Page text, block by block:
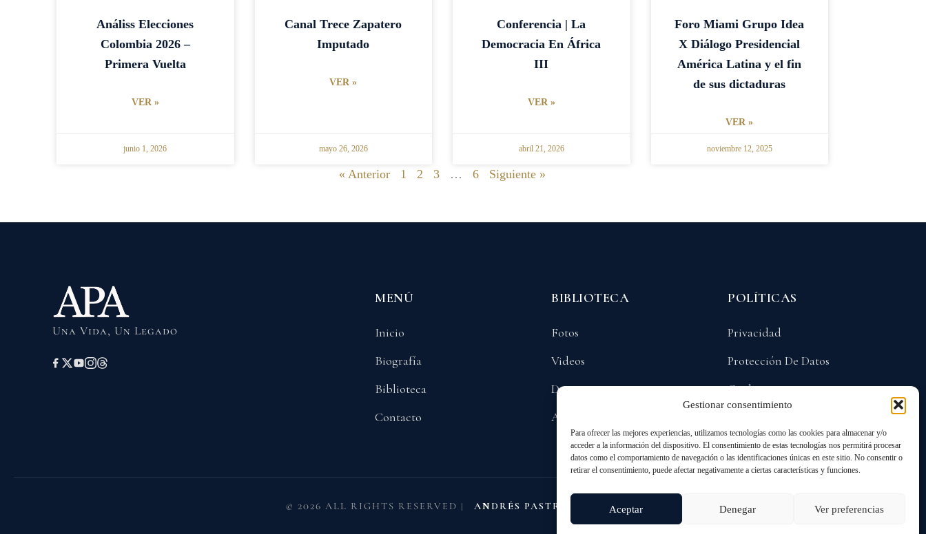
Gestionar consentimiento
Para ofrecer las mejores experiencias, utilizamos tecnologías como las cookies para almacenar y/o
acceder a la información del dispositivo. El consentimiento de estas tecnologías nos permitirá procesar
datos como el comportamiento de navegación o las identificaciones únicas en este sitio. No consentir o
retirar el consentimiento, puede afectar negativamente a ciertas características y funciones.
Aceptar Denegar Ver preferencias
Análiss Elecciones
Colombia 2026 –
Primera Vuelta
VER »
junio 1, 2026
Canal Trece Zapatero
Imputado
VER »
mayo 26, 2026
Conferencia | La
Democracia En África
III
VER »
abril 21, 2026
Foro Miami Grupo Idea
X Diálogo Presidencial
América Latina y el fin
de sus dictaduras
VER »
noviembre 12, 2025
« Anterior 1 2 3 … 6 Siguiente »
Una Vida, Un Legado
MENÚ
Inicio
Biografía
Biblioteca
Contacto
BIBLIOTECA
Fotos
Videos
Documentos
Audios
POLÍTICAS
Privacidad
Protección De Datos
Cookies
© 2026 ALL RIGHTS RESERVED | ANDRÉS PASTRANA ARANGO